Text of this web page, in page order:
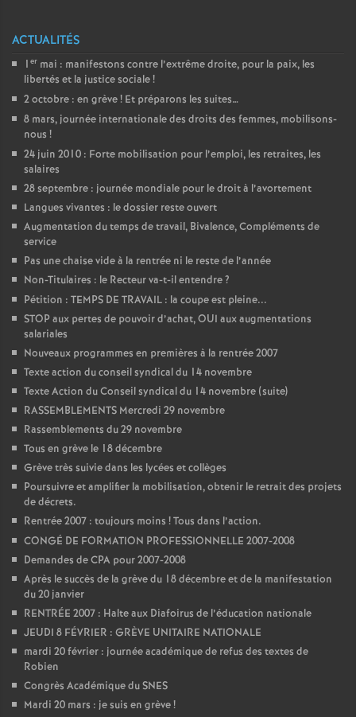
e
t
s
d
e
S
e
c
d
d
e
g
r
ACTUALITÉS
1 er mai : manifestons contre l’extrême droite, pour la paix, les
libertés et la justice sociale!
2 octobre : en grève! Et préparons les suites…
8 mars, journée internationale des droits des femmes, mobilisons-
nous !
24 juin 2010 : Forte mobilisation pour l’emploi, les retraites, les
salaires
28 septembre : journée mondiale pour le droit à l’avortement
Langues vivantes : le dossier reste ouvert
Augmentation du temps de travail, Bivalence, Compléments de
service
Pas une chaise vide à la rentrée ni le reste de l’année
Non-Titulaires : le Recteur va-t-il entendre?
Pétition : TEMPS DE TRAVAIL : la coupe est pleine...
STOP aux pertes de pouvoir d’achat, OUI aux augmentations
salariales
Nouveaux programmes en premières à la rentrée 2007
Texte action du conseil syndical du 14 novembre
Texte Action du Conseil syndical du 14 novembre (suite)
RASSEMBLEMENTS Mercredi 29 novembre
Rassemblements du 29 novembre
Tous en grève le 18 décembre
Grève très suivie dans les lycées et collèges
Poursuivre et amplifier la mobilisation, obtenir le retrait des projets
de décrets.
Rentrée 2007 : toujours moins ! Tous dans l’action.
CONGÉ DE FORMATION PROFESSIONNELLE 2007-2008
Demandes de CPA pour 2007-2008
Après le succès de la grève du 18 décembre et de la manifestation
du 20 janvier
RENTRÉE 2007 : Halte aux Diafoirus de l’éducation nationale
JEUDI 8 FÉVRIER : GRÈVE UNITAIRE NATIONALE
mardi 20 février : journée académique de refus des textes de
Robien
Congrès Académique du SNES
Mardi 20 mars : je suis en grève!